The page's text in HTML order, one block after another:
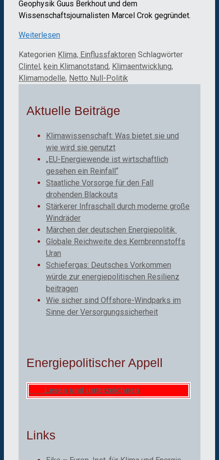
Geophysik Guus Berkhout und dem
Wissenschaftsjournalisten Marcel Crok gegründet.
Weiterlesen
Kategorien Klima, Einflussfaktoren Schlagwörter
Clintel, kein Klimanotstand, Klimaentwicklung,
Klimamodelle, Netto Null-Politik
Aktuelle Beiträge
Klimawissenschaft: Was bietet sie und
wie wird sie genutzt
„EU-Energiewende ist wirtschaftlich
gesehen ein Reinfall“
Staatliche Vorsorge für den Fall
drohenden Blackouts
Stärkerer Infraschall durch moderne große
Windräder
Märchen der deutschen Energiepolitik
Globale Reichweite des Kernbrennstoffs
Uran
Schiefergas: Deutsches Vorkommen
würde zur energiepolitischen Resilienz
beitragen
Wie sicher sind Offshore-Windparks im
Sinne der Versorgungssicherheit
Energiepolitischer Appell
Lesen und unterzeichnen
Links